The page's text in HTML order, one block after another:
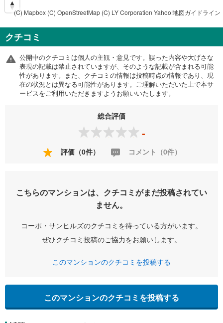
(C) Mapbox (C) OpenStreetMap (C) LY Corporation Yahoo!地図ガイドライン
クチコミ
公開中のクチコミは個人の主観・意見です。誤った内容や大げさな
表現の記載は禁止されていますが、そのような記載が含まれる可能
性があります。また、クチコミの情報は投稿時点の情報であり、現
在の状況とは異なる可能性があります。ご理解いただいた上で本サ
ービスをご利用いただきますようお願いいたします。
総合評価
-
評価（0件） コメント（0件）
こちらのマンションは、クチコミがまだ投稿されてい
ません。
コーポ・サンヒルズのクチコミを待っている方がいます。
ぜひクチコミ投稿のご協力をお願いします。
このマンションのクチコミを投稿する
このマンションのクチコミを投稿する